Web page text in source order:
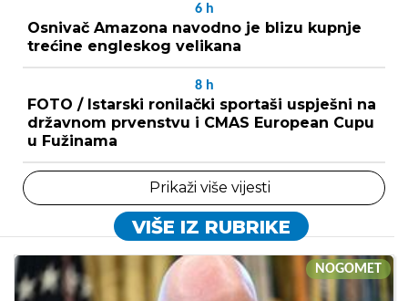
6 h
Osnivač Amazona navodno je blizu kupnje
trećine engleskog velikana
8 h
FOTO / Istarski ronilački sportaši uspješni na
državnom prvenstvu i CMAS European Cupu
u Fužinama
Prikaži više vijesti
VIŠE IZ RUBRIKE
NOGOMET